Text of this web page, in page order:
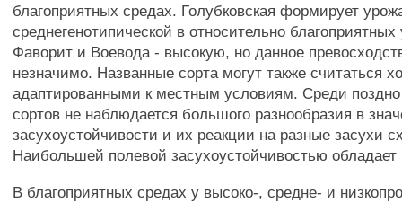
благоприятных средах. Голубковская формирует
среднегенотипической в относительно
Фаворит и Воевода - высокую, но данное
незначимо. Названные сорта могут также считаться
адаптированными к местным условиям. Среди
сортов не наблюдается большого разнообразия в
засухоустойчивости и их реакции на разные засухи
Наибольшей полевой засухоустойчивостью обладает
В благоприятных средах у высоко-, средне- и